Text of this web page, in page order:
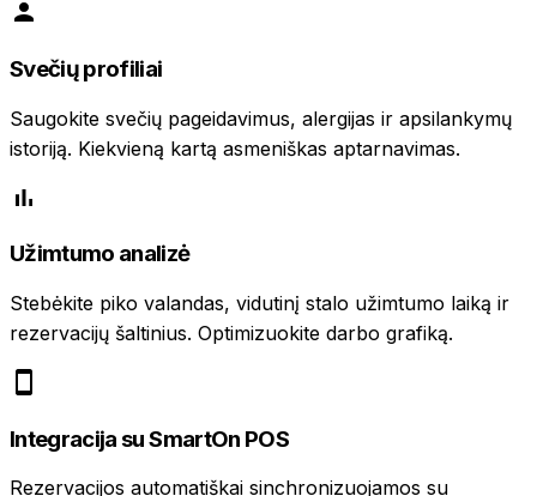
Svečių profiliai
Saugokite svečių pageidavimus, alergijas ir apsilankymų
istoriją. Kiekvieną kartą asmeniškas aptarnavimas.
Užimtumo analizė
Stebėkite piko valandas, vidutinį stalo užimtumo laiką ir
rezervacijų šaltinius. Optimizuokite darbo grafiką.
Integracija su SmartOn POS
Rezervacijos automatiškai sinchronizuojamos su